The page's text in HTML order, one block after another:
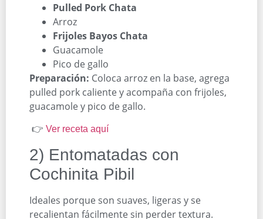
Pulled Pork Chata
Arroz
Frijoles Bayos Chata
Guacamole
Pico de gallo
Preparación: Coloca arroz en la base, agrega
pulled pork caliente y acompaña con frijoles,
guacamole y pico de gallo.
👉 Ver receta aquí
2) Entomatadas con
Cochinita Pibil
Ideales porque son suaves, ligeras y se
recalientan fácilmente sin perder textura.